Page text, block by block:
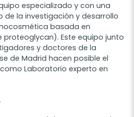
especializado y con una
de la investigación y desarrollo
basada en
Este equipo junto
y doctores de la
de Madrid hacen posible el
como Laboratorio experto en